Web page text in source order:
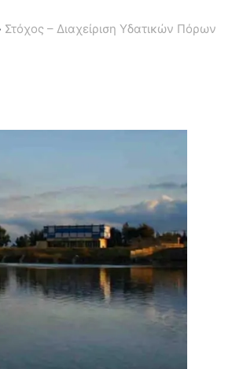
Στόχος – Διαχείριση Υδατικών Πόρων